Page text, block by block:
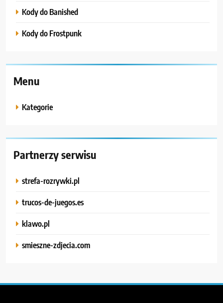
Kody do Banished
Kody do Frostpunk
Menu
Kategorie
Partnerzy serwisu
strefa-rozrywki.pl
trucos-de-juegos.es
klawo.pl
smieszne-zdjecia.com